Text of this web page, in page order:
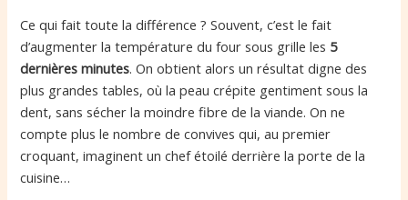
Ce qui fait toute la différence ? Souvent, c’est le fait
d’augmenter la température du four sous grille les 5
dernières minutes. On obtient alors un résultat digne des
plus grandes tables, où la peau crépite gentiment sous la
dent, sans sécher la moindre fibre de la viande. On ne
compte plus le nombre de convives qui, au premier
croquant, imaginent un chef étoilé derrière la porte de la
cuisine…